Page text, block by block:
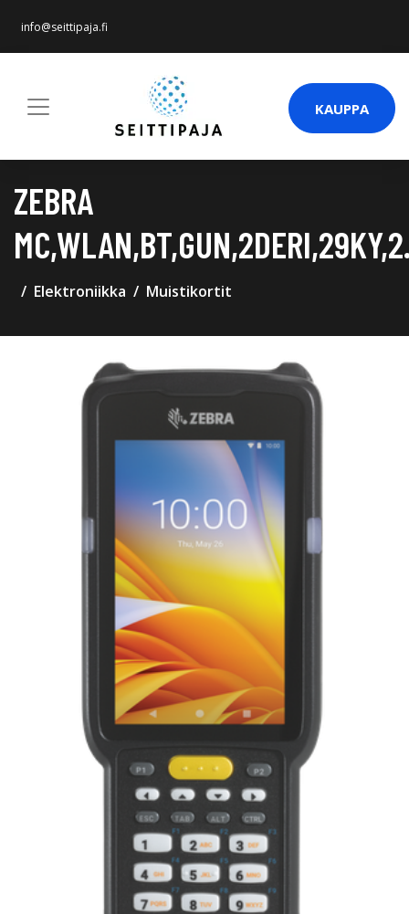
info@seittipaja.fi
KAUPPA
ZEBRA
Elektroniikka Muistikortit